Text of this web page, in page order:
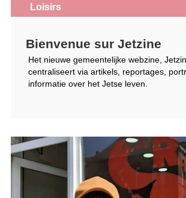
Loisirs
Bienvenue sur Jetzine
Het nieuwe gemeentelijke webzine,
centraliseert via artikels, reportages,
informatie over het Jetse leven.